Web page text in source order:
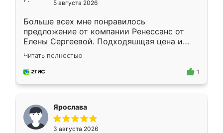
5 августа 2026
Больше всех мне понравилось
предложение от компании Ренессанс от
Елены Сергеевой. Подходяшщая цена и
короткие сроки изготовления. Приехавший
для замера сотрудник Владислав
предложил по моему эскизу самый
Читать полностью
1
Ярослава
3 августа 2026